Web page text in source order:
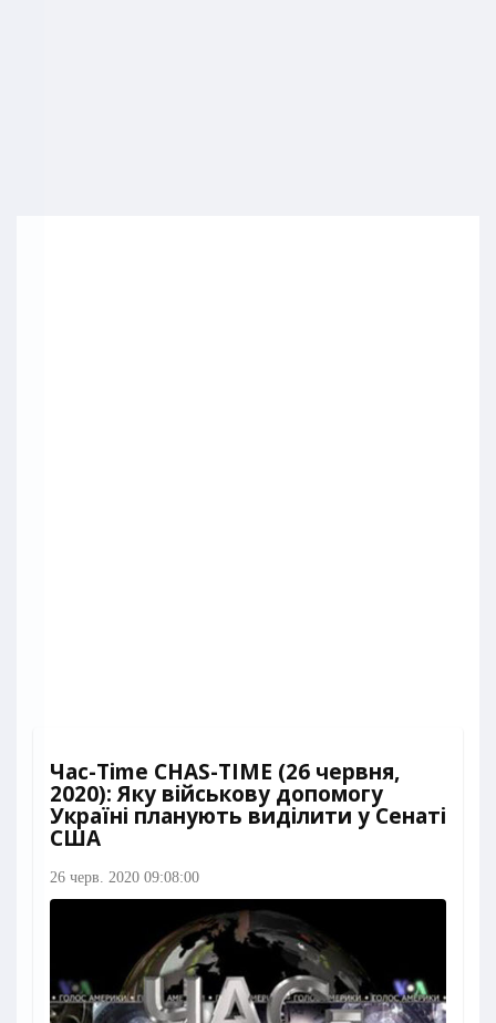
Час-Time CHAS-TIME (26 червня,
2020): Яку військову допомогу
Україні планують виділити у Сенаті
США
26 черв. 2020 09:08:00